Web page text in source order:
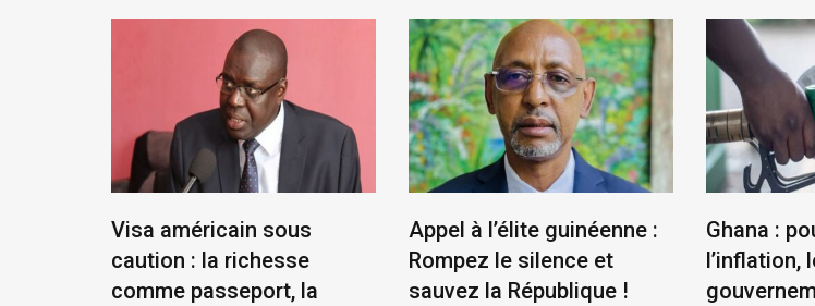
Visa américain sous
caution : la richesse
comme passeport, la
Appel à l’élite guinéenne :
Rompez le silence et
sauvez la République !
Ghana :
l’inflation,